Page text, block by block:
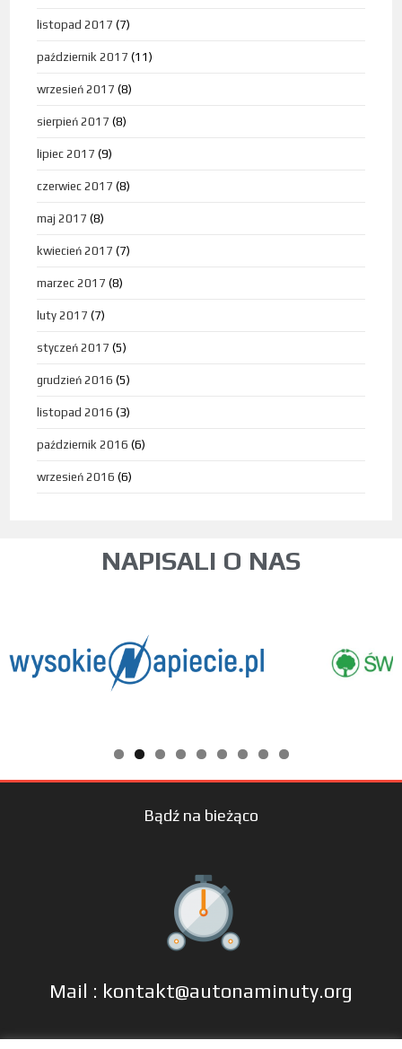
listopad 2017 (7)
październik 2017 (11)
wrzesień 2017 (8)
sierpień 2017 (8)
lipiec 2017 (9)
czerwiec 2017 (8)
maj 2017 (8)
kwiecień 2017 (7)
marzec 2017 (8)
luty 2017 (7)
styczeń 2017 (5)
grudzień 2016 (5)
listopad 2016 (3)
październik 2016 (6)
wrzesień 2016 (6)
NAPISALI O NAS
Bądź na bieżąco
Mail : kontakt@autonaminuty.org